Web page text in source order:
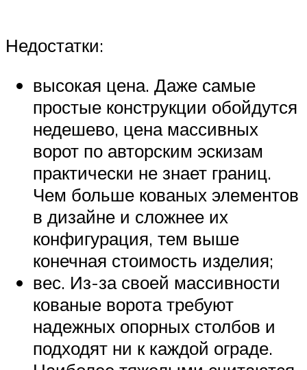
Недостатки:
высокая цена. Даже самые
простые конструкции обойдутся
недешево, цена массивных
ворот по авторским эскизам
практически не знает границ.
Чем больше кованых элементов
в дизайне и сложнее их
конфигурация, тем выше
конечная стоимость изделия;
вес. Из-за своей массивности
кованые ворота требуют
надежных опорных столбов и
подходят ни к каждой ограде.